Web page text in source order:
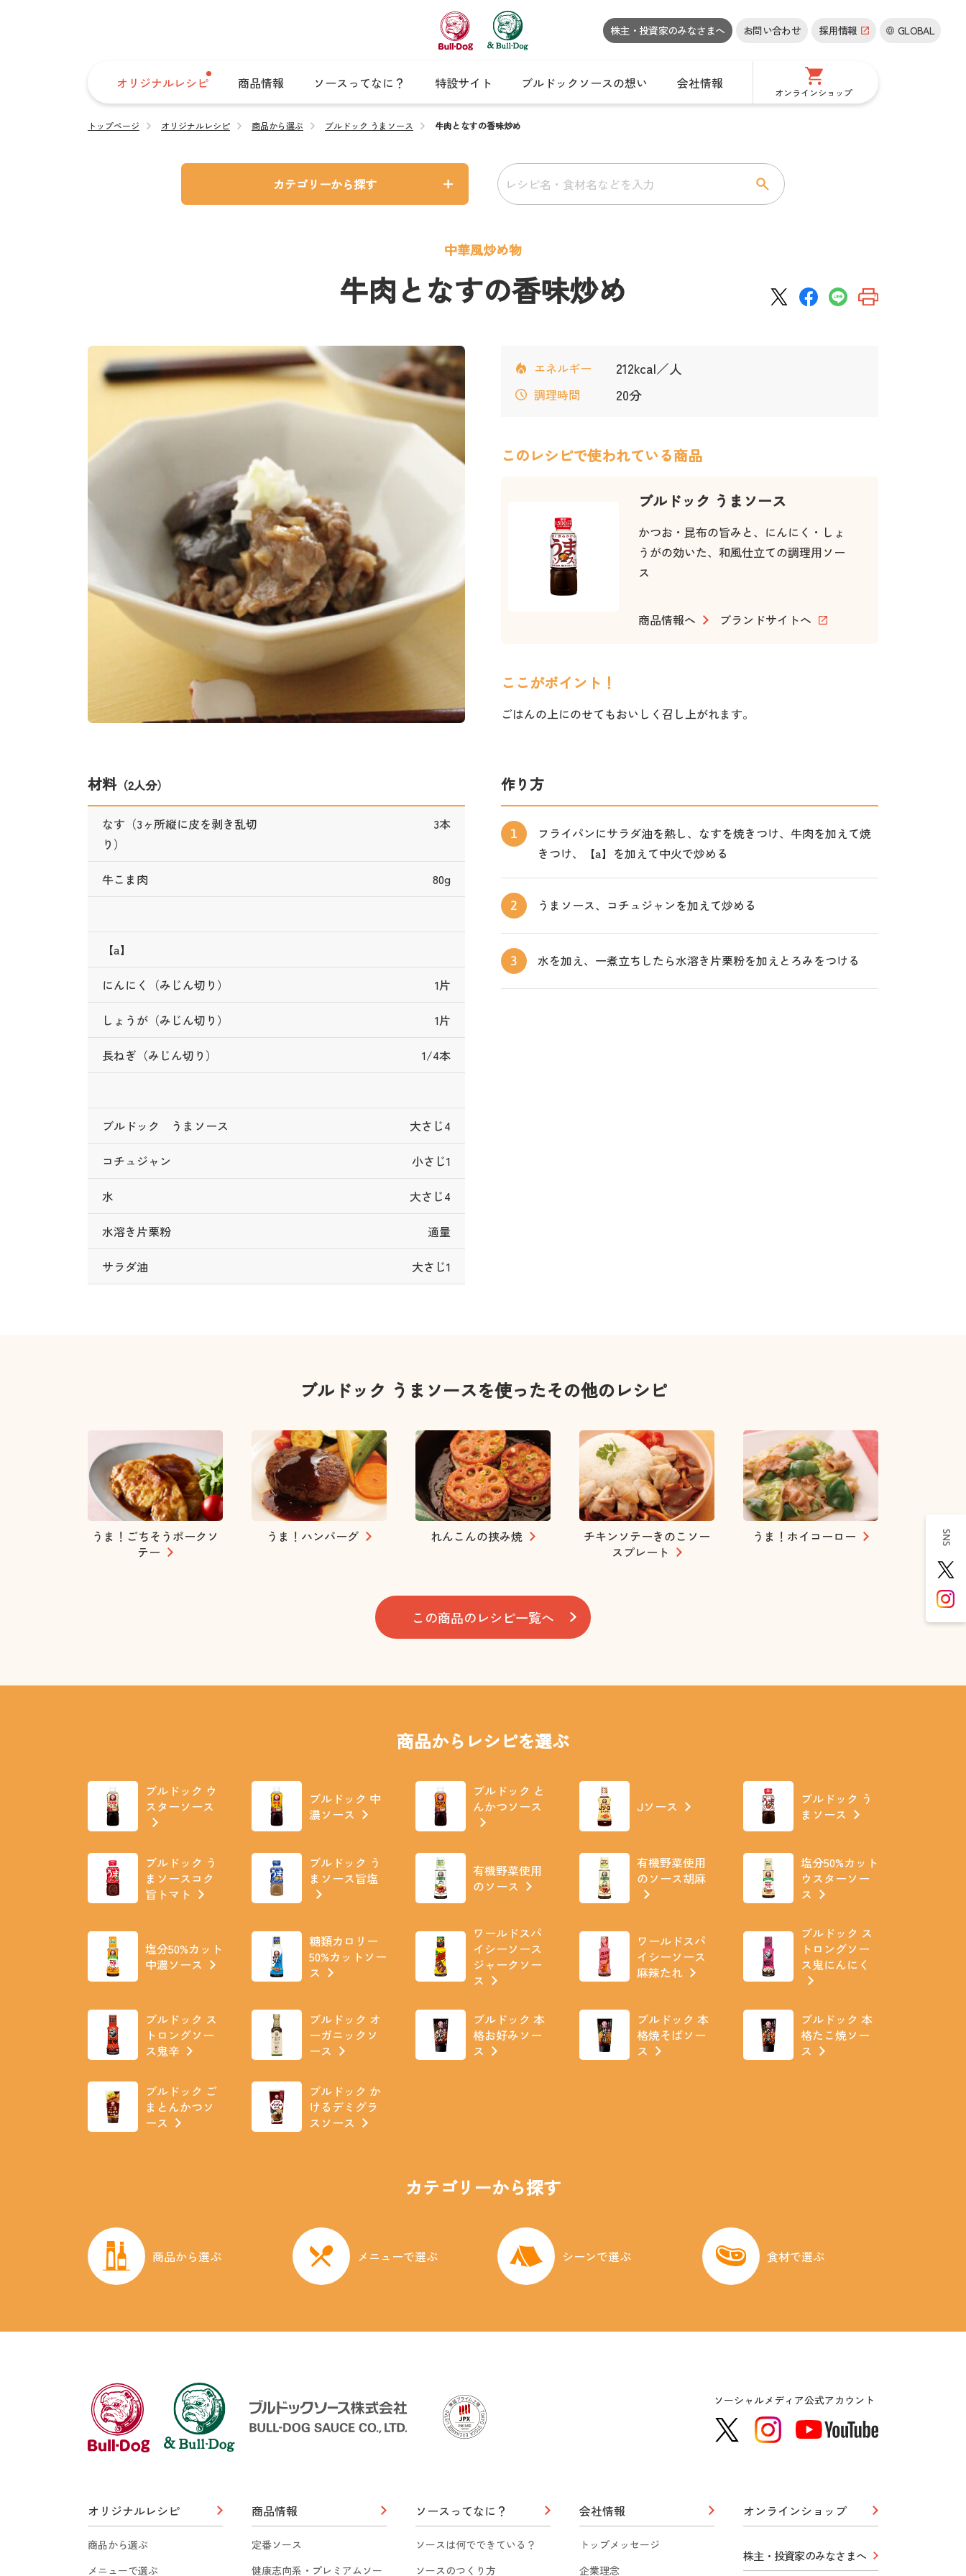
株主・投資家のみなさまへ お問い合わせ 採用情報 GLOBAL
オリジナルレシピ 商品情報 ソースってなに？ 特設サイト ブルドックソースの想い 会社情報
オンラインショップ
トップページ オリジナルレシピ 商品から選ぶ ブルドック うまソース 牛肉となすの香味炒め
カテゴリーから探す
中華風炒め物
牛肉となすの香味炒め
エネルギー 212kcal／人
調理時間 20分
このレシピで使われている商品
ブルドック うまソース
かつお・昆布の旨みと、にんにく・しょ
うがの効いた、和風仕立ての調理用ソー
ス
商品情報へ ブランドサイトへ
ここがポイント！
ごはんの上にのせてもおいしく召し上がれます。
材料（2人分）
なす（3ヶ所縦に皮を剥き乱切
り）
3本
牛こま肉 80g
【a】
にんにく（みじん切り） 1片
しょうが（みじん切り） 1片
長ねぎ（みじん切り） 1/4本
ブルドック うまソース 大さじ4
コチュジャン 小さじ1
水 大さじ4
水溶き片栗粉 適量
サラダ油 大さじ1
作り方
1
フライパンにサラダ油を熱し、なすを焼きつけ、牛肉を加えて焼
きつけ、【a】を加えて中火で炒める
2 うまソース、コチュジャンを加えて炒める
3 水を加え、一煮立ちしたら水溶き片栗粉を加えとろみをつける
ブルドック うまソースを使ったその他のレシピ
うま！ごちそうポークソ
テー
うま！ハンバーグ れんこんの挟み焼
チキンソテーきのこソー
スプレート
うま！ホイコーロー
この商品のレシピ一覧へ
商品からレシピを選ぶ
ブルドック ウ
スターソース
ブルドック 中
濃ソース
ブルドック と
んかつソース
Jソース
ブルドック う
まソース
ブルドック う
まソースコク
旨トマト
ブルドック う
まソース旨塩
有機野菜使用
のソース
有機野菜使用
のソース胡麻
塩分50%カット
ウスターソー
ス
塩分50%カット
中濃ソース
糖類カロリー
50%カットソー
ス
ワールドスパ
イシーソース
ジャークソー
ス
ワールドスパ
イシーソース
麻辣たれ
ブルドック ス
トロングソー
ス鬼にんにく
ブルドック ス
トロングソー
ス鬼辛
ブルドック オ
ーガニックソ
ース
ブルドック 本
格お好みソー
ス
ブルドック 本
格焼そばソー
ス
ブルドック 本
格たこ焼ソー
ス
ブルドック ご
まとんかつソ
ース
ブルドック か
けるデミグラ
スソース
カテゴリーから探す
商品から選ぶ メニューで選ぶ シーンで選ぶ 食材で選ぶ
SNS
ソーシャルメディア公式アカウント
オリジナルレシピ
商品から選ぶ
メニューで選ぶ
商品情報
定番ソース
健康志向系・プレミアムソー
ソースってなに？
ソースは何でできている？
ソースのつくり方
会社情報
トップメッセージ
企業理念
オンラインショップ
株主・投資家のみなさまへ